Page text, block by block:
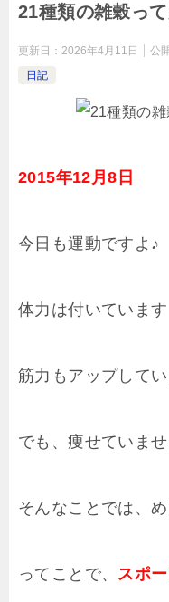
21種類の雑穀っ
更新日： 2026年4月11日 公
日記
2015年12月8日
今日も運動ですよ♪
体力は付いています
筋力もアップしてい
でも、痩せていませ
そんなことでは、
ってことで、 スポ